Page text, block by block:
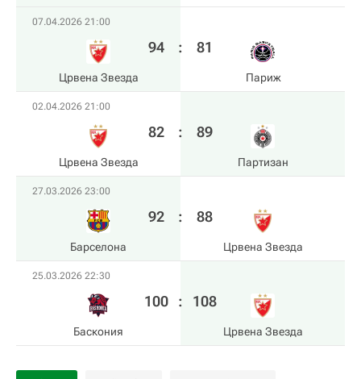
07.04.2026 21:00
Црвена Звезда
94 : 81
Париж
02.04.2026 21:00
Црвена Звезда
82 : 89
Партизан
27.03.2026 23:00
Барселона
92 : 88
Црвена Звезда
25.03.2026 22:30
Баскония
100 : 108
Црвена Звезда